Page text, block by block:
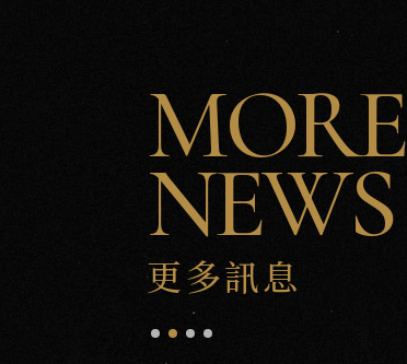
MORE
NEWS
更多訊息